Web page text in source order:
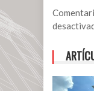
Argeniz